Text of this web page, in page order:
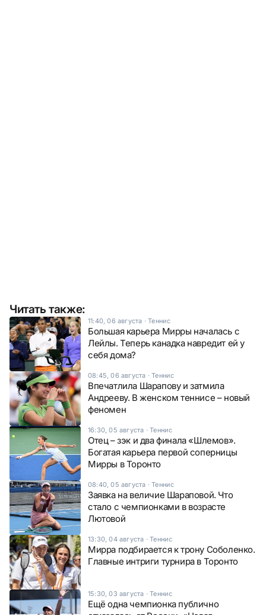
Читать также:
11:40, 06 августа ·Теннис
Большая карьера Мирры началась с
Лейлы. Теперь канадка навредит ей у
себя дома?
08:45, 06 августа ·Теннис
Впечатлила Шарапову и затмила
Андрееву. В женском теннисе – новый
феномен
16:30, 05 августа ·Теннис
Отец – зэк и два финала «Шлемов».
Богатая карьера первой соперницы
Мирры в Торонто
08:40, 05 августа ·Теннис
Заявка на величие Шараповой. Что
стало с чемпионками в возрасте
Лютовой
13:30, 04 августа ·Теннис
Мирра подбирается к трону Соболенко.
Главные интриги турнира в Торонто
15:30, 03 августа ·Теннис
Ещё одна чемпионка публично